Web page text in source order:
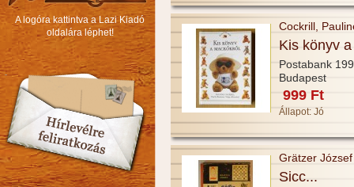
A logóra kattintva a Lazi Kiadó
oldalára léphet!
Cockrill,
Kis könyv
Postabank
Budapest
999 Ft
Állapot: Jó
Grätzer József
Sicc...